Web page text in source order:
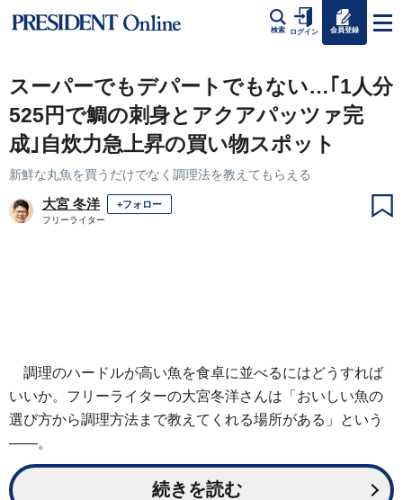
検索 ログイン 会員登録
スーパーでもデパートでもない…｢1人分
525円で鯛の刺身とアクアパッツァ完
成｣自炊力急上昇の買い物スポット
新鮮な丸魚を買うだけでなく調理法を教えてもらえる
大宮 冬洋 +フォロー
フリーライター
調理のハードルが高い魚を食卓に並べるにはどうすれば
いいか。フリーライターの大宮冬洋さんは「おいしい魚の
選び方から調理方法まで教えてくれる場所がある」という
――。
続きを読む